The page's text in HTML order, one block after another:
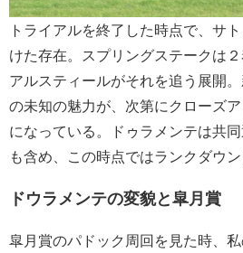
トライアルを終了した時点で、サ
けた存在。スプリングステークは
アルスティールがそれを追う展開
の未知の魅力が、次第にクローズ
になっている。ドゥラメンテは共
も含め、この時点ではランクダウン
ドウラメンテの変貌と皐月賞
皐月賞のパドック周回を見た時、